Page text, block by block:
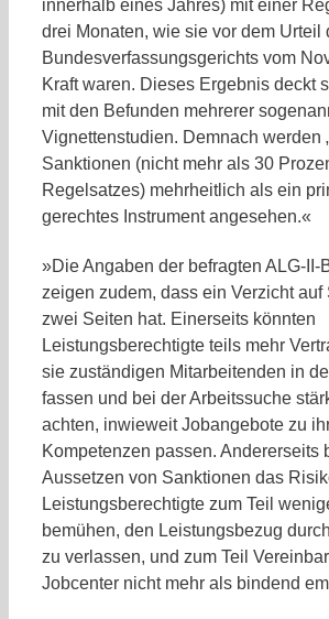
innerhalb eines Jahres) mit einer
drei Monaten, wie sie vor dem Urteil
Bundesverfassungsgerichts vom
Kraft waren. Dieses Ergebnis deckt
mit den Befunden mehrerer
Vignettenstudien. Demnach werden
Sanktionen (nicht mehr als 30
Regelsatzes) mehrheitlich als ein
gerechtes Instrument angesehen.«
»Die Angaben der befragten ALG-II-
zeigen zudem, dass ein Verzicht auf
zwei Seiten hat. Einerseits könnten
Leistungsberechtigte teils mehr
sie zuständigen Mitarbeitenden in
fassen und bei der Arbeitssuche
achten, inwieweit Jobangebote zu
Kompetenzen passen. Andererseits
Aussetzen von Sanktionen das
Leistungsberechtigte zum Teil
bemühen, den Leistungsbezug
zu verlassen, und zum Teil
Jobcenter nicht mehr als bindend